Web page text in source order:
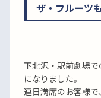
ザ・フルーツ
下北沢・駅前劇場
になりました。
連日満席のお客様で